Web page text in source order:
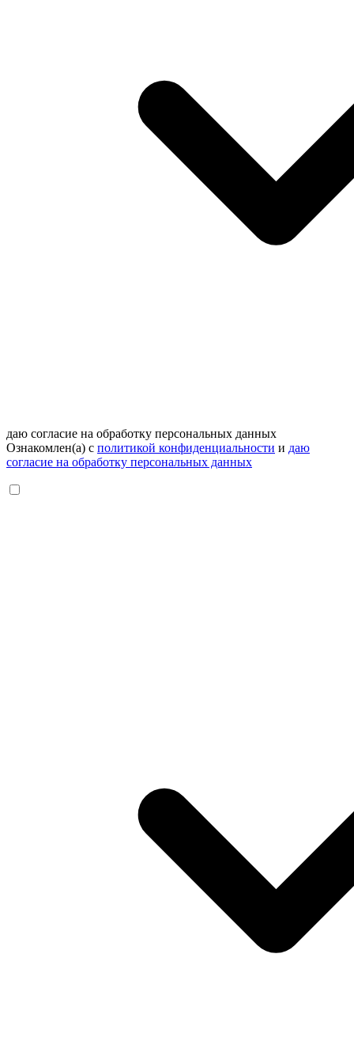
даю согласие на обработку персональных данных
Ознакомлен(а) с политикой конфиденциальности и даю
согласие на обработку персональных данных